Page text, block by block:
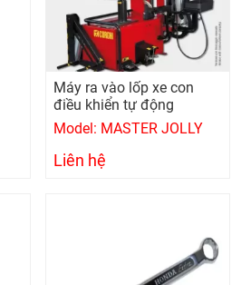
Máy ra vào lốp xe con
điều khiển tự động
Model: MASTER JOLLY
Liên hệ